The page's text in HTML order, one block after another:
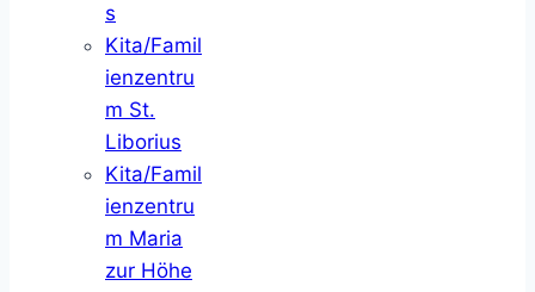
s
Kita/Famil
ienzentru
m St.
Liborius
Kita/Famil
ienzentru
m Maria
zur Höhe